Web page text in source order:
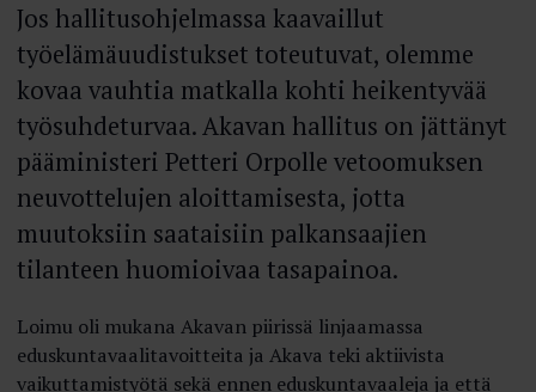
Jos hallitusohjelmassa kaavaillut
työelämäuudistukset toteutuvat, olemme
kovaa vauhtia matkalla kohti heikentyvää
työsuhdeturvaa. Akavan hallitus on jättänyt
pääministeri Petteri Orpolle vetoomuksen
neuvottelujen aloittamisesta, jotta
muutoksiin saataisiin palkansaajien
tilanteen huomioivaa tasapainoa.
Loimu oli mukana Akavan piirissä linjaamassa
eduskuntavaalitavoitteita ja Akava teki aktiivista
vaikuttamistyötä sekä ennen eduskuntavaaleja ja että